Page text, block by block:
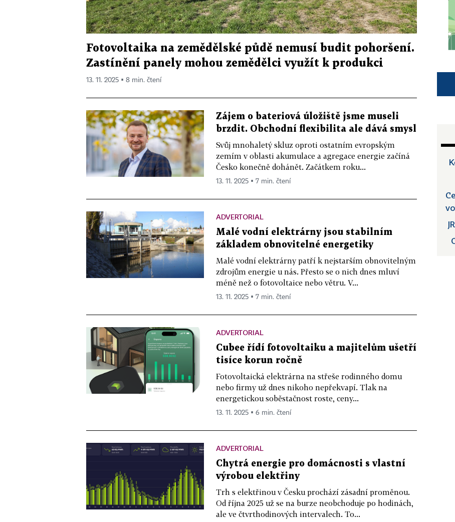
Fotovoltaika na zemědělské půdě nemusí budit pohoršení.
Zastínění panely mohou zemědělci využít k produkci
13. 11. 2025 ▪ 8 min. čtení
Zájem o bateriová úložiště jsme museli
brzdit. Obchodní flexibilita ale dává smysl
Svůj mnohaletý skluz oproti ostatním evropským
zemím v oblasti akumulace a agregace energie začíná
Česko konečně dohánět. Začátkem roku...
13. 11. 2025 ▪ 7 min. čtení
ADVERTORIAL
Malé vodní elektrárny jsou stabilním
základem obnovitelné energetiky
Malé vodní elektrárny patří k nejstarším obnovitelným
zdrojům energie u nás. Přesto se o nich dnes mluví
méně než o fotovoltaice nebo větru. V...
13. 11. 2025 ▪ 7 min. čtení
ADVERTORIAL
Cubee řídí fotovoltaiku a majitelům ušetří
tisíce korun ročně
Fotovoltaická elektrárna na střeše rodinného domu
nebo firmy už dnes nikoho nepřekvapí. Tlak na
energetickou soběstačnost roste, ceny...
13. 11. 2025 ▪ 6 min. čtení
ADVERTORIAL
Chytrá energie pro domácnosti s vlastní
výrobou elektřiny
Trh s elektřinou v Česku prochází zásadní proměnou.
Od října 2025 už se na burze neobchoduje po hodinách,
ale ve čtvrthodinových intervalech. To...